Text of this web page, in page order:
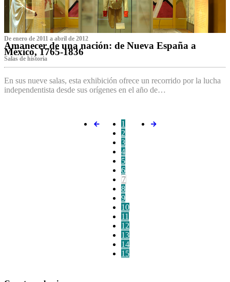
De enero de 2011 a abril de 2012
Amanecer de una nación: de Nueva España a
México, 1765-1836
Salas de historia
En sus nueve salas, esta exhibición ofrece un recorrido por la lucha
independentista desde sus orígenes en el año de…
1
2
3
4
5
6
7
8
9
10
11
12
13
14
15